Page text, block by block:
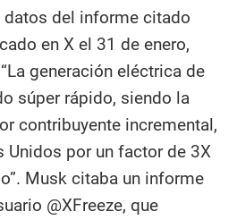
del informe citado
en X el 31 de enero,
generación eléctrica de
súper rápido, siendo la
contribuyente incremental,
Unidos por un factor de 3X
Musk citaba un informe
@XFreeze, que